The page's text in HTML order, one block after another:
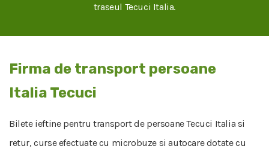
traseul Tecuci Italia.
Firma de transport persoane
Italia Tecuci
Bilete ieftine pentru transport de persoane Tecuci Italia si
retur, curse efectuate cu microbuze si autocare dotate cu